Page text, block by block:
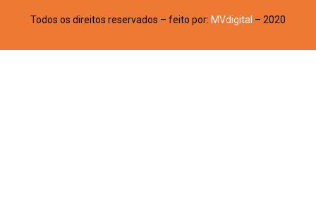
Todos os direitos reservados – feito por: MVdigital – 2020